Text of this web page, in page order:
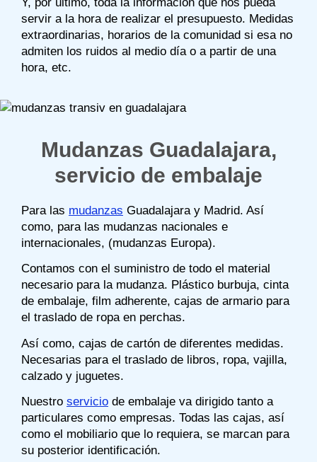
servir a la hora de realizar el presupuesto. Medidas
extraordinarias, horarios de la comunidad si esa no
admiten los ruidos al medio día o a partir de una
hora, etc.
Mudanzas Guadalajara,
servicio de embalaje
Para las mudanzas Guadalajara y Madrid. Así
como, para las mudanzas nacionales e
internacionales, (mudanzas Europa).
Contamos con el suministro de todo el material
necesario para la mudanza. Plástico burbuja, cinta
de embalaje, film adherente, cajas de armario para
el traslado de ropa en perchas.
Así como, cajas de cartón de diferentes medidas.
Necesarias para el traslado de libros, ropa, vajilla,
calzado y juguetes.
Nuestro servicio de embalaje va dirigido tanto a
particulares como empresas. Todas las cajas, así
como el mobiliario que lo requiera, se marcan para
su posterior identificación.